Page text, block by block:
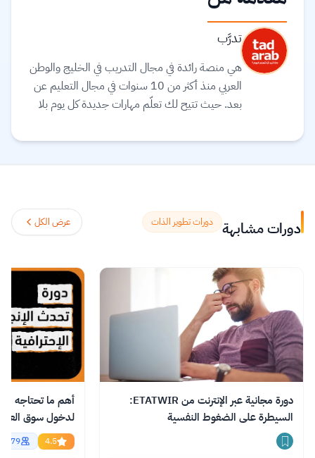
تدرَّب
هي منصة رائدة في مجال التدريب في الخليج والوطن
العربي منذ أكثر من 10 سنوات في مجال التعليم عن
بعد. حيث تتيح لك تعلّم مهارات جديدة كل يوم بلا
العربي، والاستفادة من محتوى المنصة ومتابعة مئات
دورات مشابهة دورات تطوير الذات عرض الكل
دورة مجانية عبر الإنترنت من ETATWIR:
السيطرة على الضغوط النفسية
أهم ما تحتاجه من
English
4.5